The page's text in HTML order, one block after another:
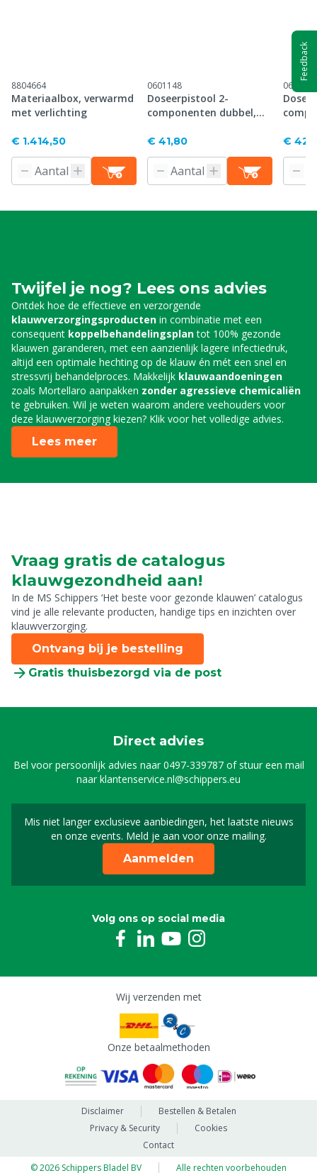
8804664
Materiaalbox, verwarmd
met verlichting
€ 1.414,50
0601148
Doseerpistool 2-
componenten dubbel,
€ 41,80
0609896
€
Twijfel je nog? Lees ons advies
Ontdek hoe de effectieve en verzorgende
klauwverzorgingsproducten in combinatie met een
consequent koppelbehandelingsplantot 100% gezonde
klauwen garanderen, met een aanzienlijk lagere infectiedruk,
altijd een optimale hechting op de klauw én mét een snel en
stressvrij behandelproces. Makkelijk klauwaandoeningen
zoals Mortellaro aanpakken zonder agressieve chemicaliën
te gebruiken. Wil je weten waarom andere veehouders voor
deze klauwverzorging kiezen? Klik voor het volledige advies.
Lees meer
Vraag gratis de catalogus
klauwgezondheid aan!
In de MS Schippers ‘Het beste voor gezonde klauwen’ catalogus
vind je alle relevante producten, handige tips en inzichten over
klauwverzorging.
Ontvang bij je bestelling
Gratis thuisbezorgd via de post
Direct advies
Bel voor persoonlijk advies naar0497-339787of stuur een mail
naarklantenservice.nl@schippers.eu
Mis niet langer exclusieve aanbiedingen, het laatste nieuws
en onze events. Meld je aan voor onze mailing.
Schrijf je in voor onze
Aanmelden
Volg ons op social media
Wij verzenden met
Onze betaalmethoden
Disclaimer
Bestellen & Betalen
Privacy & Security
Cookies
Contact
© 2026 Schippers Bladel BV
Alle rechten voorbehouden
Feedback